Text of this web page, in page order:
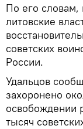
По его словам,
литовские
советских
России.
Удальцов
захоронено
освобождении
тысяч